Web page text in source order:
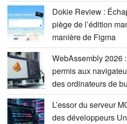
Dokie Review :
piège de l’édition
manière de Figma
WebAssembly 2026
permis aux
des ordinateurs de
L’essor du serveur
des développeurs